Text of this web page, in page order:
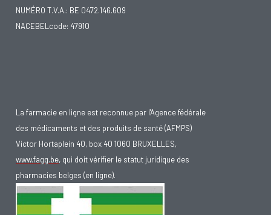
NUMÉRO T.V.A.: BE 0472.146.609
NACEBELcode: 47910
La farmacie en ligne est reconnue par l'Agence fédérale
des médicaments et des produits de santé (AFMPS)
Victor Hortaplein 40, box 40 1060 BRUXELLES,
www.fagg.be, qui doit vérifier le statut juridique des
pharmacies belges (en ligne).